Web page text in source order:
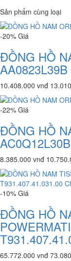
Sản phẩm cùng loại
-20% Giá
ĐỒNG HỒ
AA0823L39B
10.408.000 vnđ
-22% Giá
ĐỒNG HỒ
8.385.000 vnđ
-10% Giá
ĐỒNG HỒ
65.772.000 vnđ